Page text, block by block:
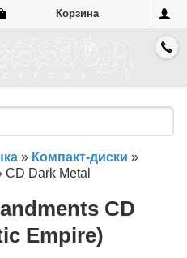
Корзина
» Компакт-диски »
CD Dark Metal
CD
Empire)